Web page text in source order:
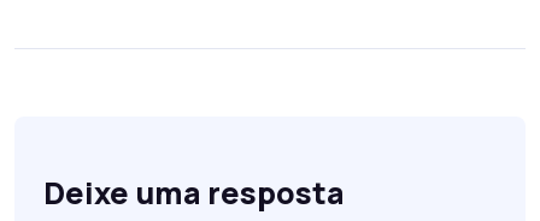
Deixe uma resposta